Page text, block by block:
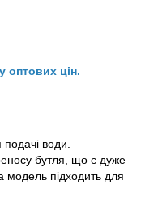
оптових цін.
води.
бутля, що є дуже
модель підходить для